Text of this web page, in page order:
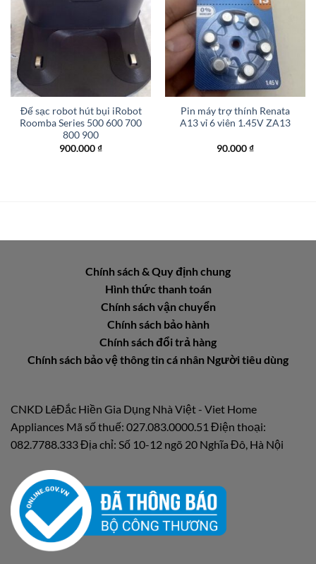
Đế sạc robot hút bụi iRobot
Roomba Series 500 600 700
800 900
900.000₫
Pin máy trợ thính Renata
A13 vỉ 6 viên 1.45V ZA13
90.000₫
Chính sách & Quy định chung
Hình thức thanh toán
Chính sách vận chuyển
Chính sách bảo hành
Chính sách đổi trả hàng
Chính sách bảo vệ thông tin cá nhân Người tiêu dùng
CNKD LêĐắc Hiền Gia Dụng Nhà Việt - Viet Home
Appliances Mã số thuế: 027.083.0000.51 Điện thoại:
082.7788.333 Địa chỉ: Số 10-12 ngõ 20 Nghĩa Đô, Hà Nội